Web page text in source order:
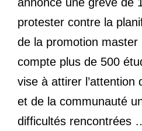
protester contre la
de la promotion master
compte plus de 500
vise à attirer l’attention
et de la communauté
difficultés rencontrées